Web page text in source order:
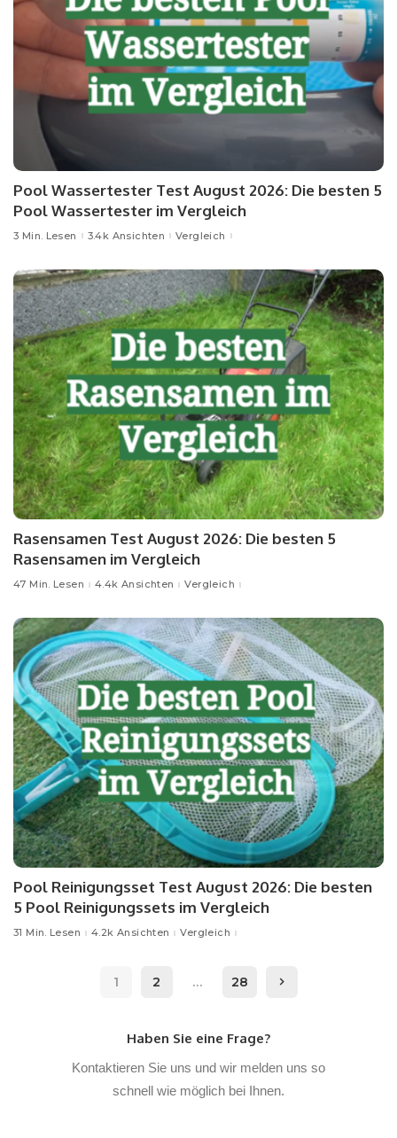
Pool Wassertester Test August 2026: Die besten 5
Pool Wassertester im Vergleich
3 Min. Lesen 3.4k Ansichten Vergleich
Rasensamen Test August 2026: Die besten 5
Rasensamen im Vergleich
47 Min. Lesen 4.4k Ansichten Vergleich
Pool Reinigungsset Test August 2026: Die besten
5 Pool Reinigungssets im Vergleich
31 Min. Lesen 4.2k Ansichten Vergleich
1 2 … 28
Haben Sie eine Frage?
Kontaktieren Sie uns und wir melden uns so
schnell wie möglich bei Ihnen.